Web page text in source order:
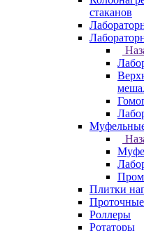
стаканов
Плитки
Роллеры
Ротаторы